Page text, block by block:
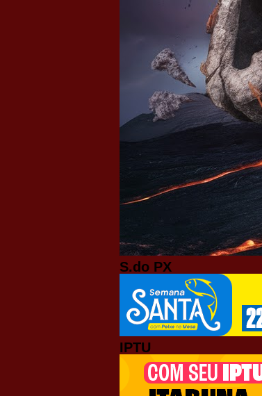
S.do PX
IPTU